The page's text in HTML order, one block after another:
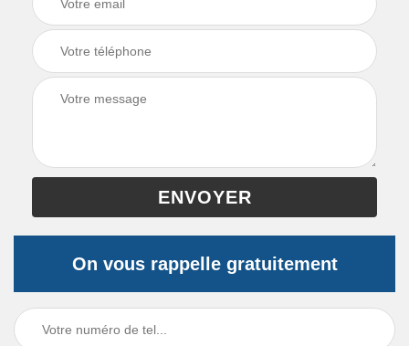
On vous rappelle gratuitement